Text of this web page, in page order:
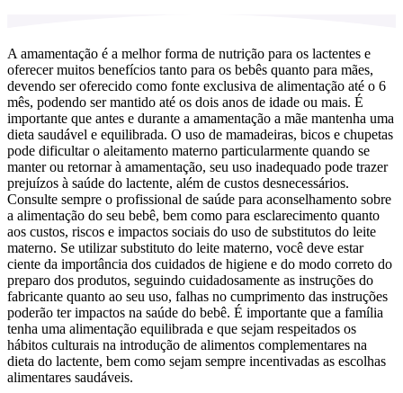
A amamentação é a melhor forma de nutrição para os lactentes e
oferecer muitos benefícios tanto para os bebês quanto para mães,
devendo ser oferecido como fonte exclusiva de alimentação até o 6
mês, podendo ser mantido até os dois anos de idade ou mais. É
importante que antes e durante a amamentação a mãe mantenha uma
dieta saudável e equilibrada. O uso de mamadeiras, bicos e chupetas
pode dificultar o aleitamento materno particularmente quando se
manter ou retornar à amamentação, seu uso inadequado pode trazer
prejuízos à saúde do lactente, além de custos desnecessários.
Consulte sempre o profissional de saúde para aconselhamento sobre
a alimentação do seu bebê, bem como para esclarecimento quanto
aos custos, riscos e impactos sociais do uso de substitutos do leite
materno. Se utilizar substituto do leite materno, você deve estar
ciente da importância dos cuidados de higiene e do modo correto do
preparo dos produtos, seguindo cuidadosamente as instruções do
fabricante quanto ao seu uso, falhas no cumprimento das instruções
poderão ter impactos na saúde do bebê. É importante que a família
tenha uma alimentação equilibrada e que sejam respeitados os
hábitos culturais na introdução de alimentos complementares na
dieta do lactente, bem como sejam sempre incentivadas as escolhas
alimentares saudáveis.